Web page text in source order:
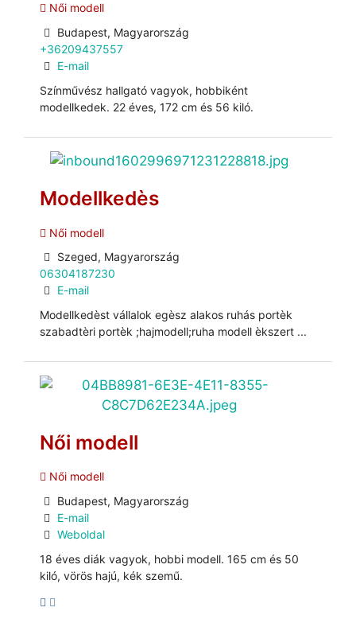
Női modell
Budapest, Magyarország
+36209437557
E-mail
Színművész hallgató vagyok, hobbiként
modellkedek. 22 éves, 172 cm és 56 kiló.
Modellkedès
Női modell
Szeged, Magyarország
06304187230
E-mail
Modellkedèst vállalok egèsz alakos ruhás portèk
szabadtèri portèk ;hajmodell;ruha modell èkszert ...
Női modell
Női modell
Budapest, Magyarország
E-mail
Weboldal
18 éves diák vagyok, hobbi modell. 165 cm és 50
kiló, vörös hajú, kék szemű.